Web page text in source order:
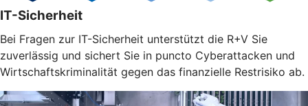
IT-Sicherheit
Bei Fragen zur IT-Sicherheit unterstützt die R+V Sie
zuverlässig und sichert Sie in puncto Cyberattacken und
Wirtschaftskriminalität gegen das finanzielle Restrisiko ab.